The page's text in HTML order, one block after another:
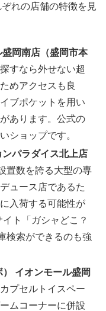
れの店舗の特徴を見
岡南店（盛岡市本
すなら外せない超
めアクセスも良
ブポケットを用い
あります。公式の
ショップです。
パラダイス北上店
置数を誇る大型の専
ュース店であるた
入荷する可能性が
ト「ガシャどこ？
検索ができるのも強
イオンモール盛岡
プセルトイスペー
ムコーナーに併設